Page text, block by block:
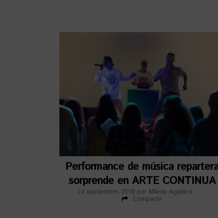
Performance de música
sorprende en ARTE CONTINUA
24 septiembre, 2018 por Milene Aguilera
Compartir